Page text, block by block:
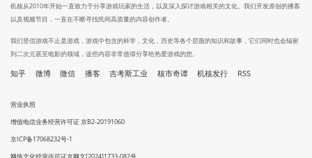
机核从2010年开始一直致力于分享游戏玩家的生活，以及深入探讨游戏相关的文化。我们开发原创的播客
以及视频节目，一直在不断寻找民间高质量的内容创作者。
我们坚信游戏不止是游戏，游戏中包含的科学，文化，历史等各个层面的知识和故事，它们同时也会辐射
到二次元甚至电影的领域，这些内容非常值得分享给热爱游戏的您。
知乎 微博 微信 播客 吉考斯工业 核市奇谭 机核发行 RSS
营业执照
增值电信业务经营许可证 京B2-20191060
京ICP备17068232号-1